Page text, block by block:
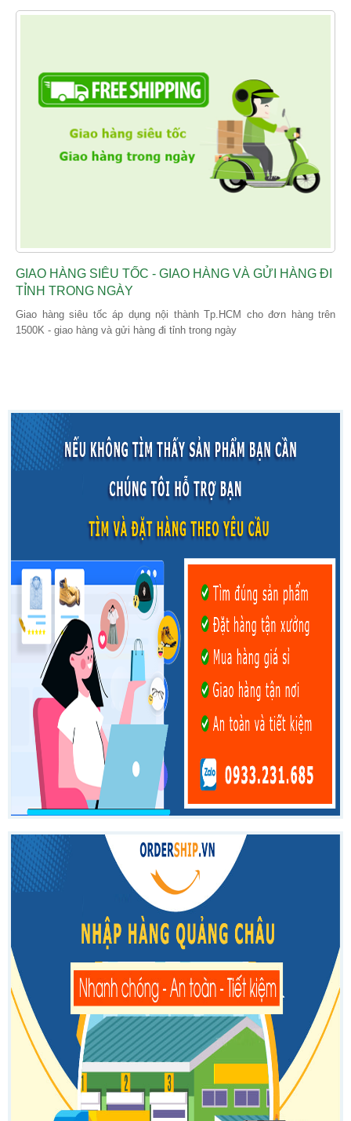
GIAO HÀNG SIÊU TỐC - GIAO HÀNG VÀ GỬI HÀNG ĐI
TỈNH TRONG NGÀY
Giao hàng siêu tốc áp dụng nội thành Tp.HCM cho đơn hàng trên
1500K - giao hàng và gửi hàng đi tỉnh trong ngày